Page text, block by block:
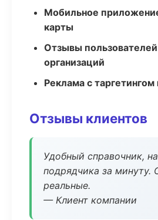
Мобильное
карты
Отзывы
организаций
Реклама с таргетингом
Отзывы клиентов
Удобный справочник,
подрядчика за минуту.
реальные.
— Клиент компании